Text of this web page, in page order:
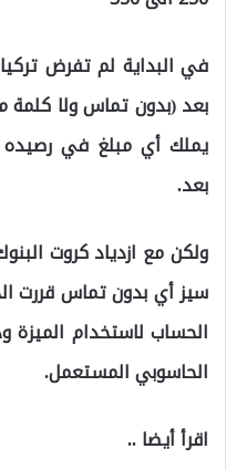
في البداية لم تفرض
بعد (بدون تماس ولا كلمة
يملك أي مبلغ في رصيده
بعد.
ولكن مع ازدياد كروت
سيز أي بدون تماس قررت
الحساب لاستخدام
الحاسوبي المستعمل.
اقرأ أيضا ..